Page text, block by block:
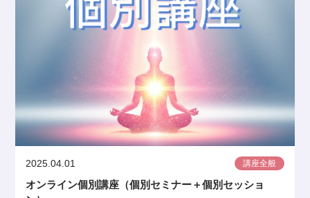
2025.04.01 講座全般
オンライン個別講座（個別セミナー＋個別セッショ